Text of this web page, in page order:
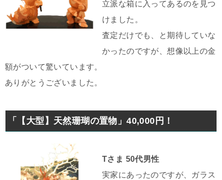
立派な箱に入ってあるのを見つ
けました。
査定だけでも、と期待していな
かったのですが、想像以上の金
額がついて驚いています。
ありがとうございました。
「【大型】天然珊瑚の置物」40,000円！
Tさま 50代男性
実家にあったのですが、ガラス